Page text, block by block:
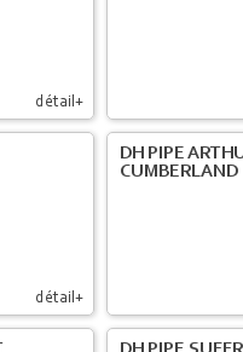
détail+
détail+
DH PIPE
CUMBERLAND